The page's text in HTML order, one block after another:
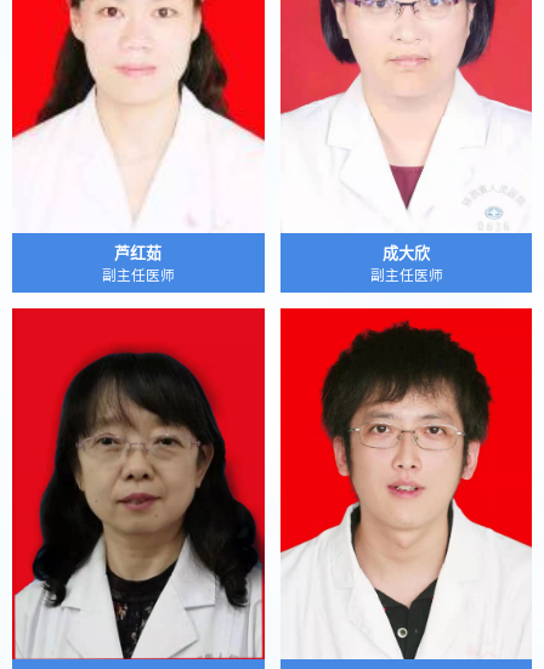
芦红茹
副主任医师
成大欣
副主任医师